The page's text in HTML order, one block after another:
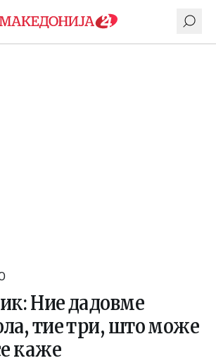
Ние дадовме
тие три, што можe
каже